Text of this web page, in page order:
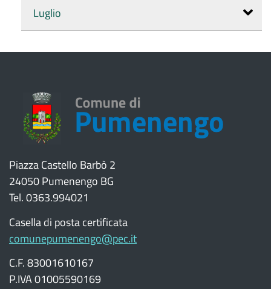
Luglio
Piazza Castello Barbò 2
24050 Pumenengo BG
Tel. 0363.994021
Casella di posta certificata
comunepumenengo@pec.it
C.F. 83001610167
P.IVA 01005590169